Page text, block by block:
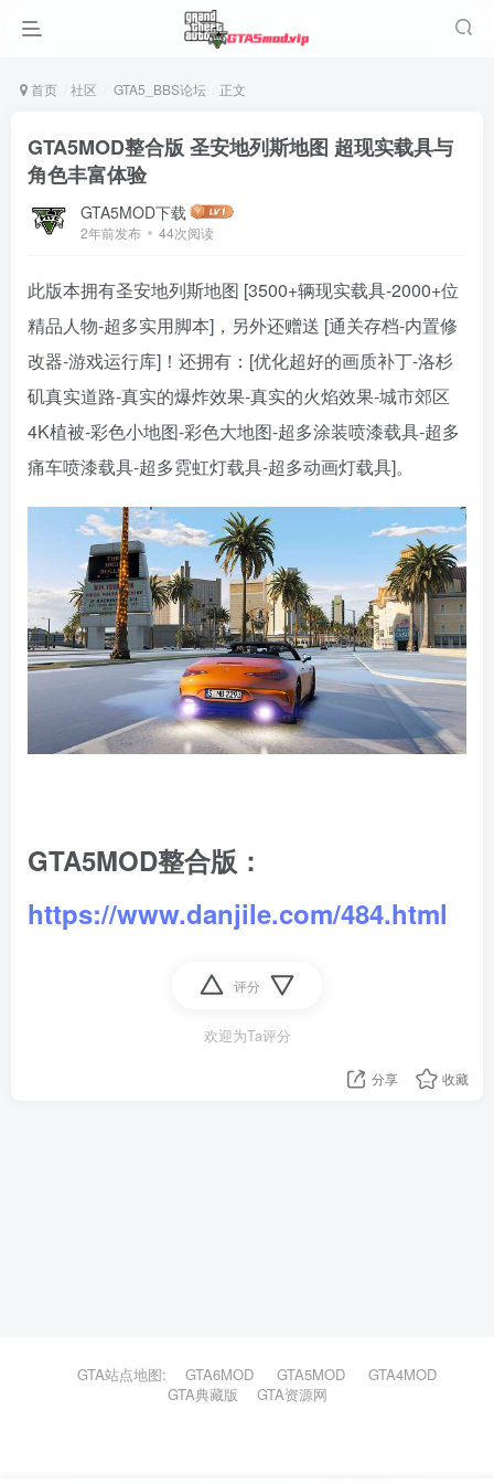
首页 社区 GTA5_BBS论坛 正文
GTA5MOD整合版 圣安地列斯地图 超现实载具与
角色丰富体验
GTA5MOD下载
2年前发布 44次阅读
此版本拥有圣安地列斯地图 [3500+辆现实载具-2000+位
精品人物-超多实用脚本]，另外还赠送 [通关存档-内置修
改器-游戏运行库]！还拥有：[优化超好的画质补丁-洛杉
矶真实道路-真实的爆炸效果-真实的火焰效果-城市郊区
4K植被-彩色小地图-彩色大地图-超多涂装喷漆载具-超多
痛车喷漆载具-超多霓虹灯载具-超多动画灯载具]。
GTA5MOD整合版：
https://www.danjile.com/484.html
评分
欢迎为Ta评分
分享 收藏
GTA站点地图: GTA6MOD GTA5MOD
GTA4MOD
GTA典藏版
GTA资源网